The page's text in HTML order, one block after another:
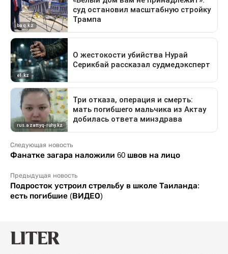
Следующая новость
Фанатке загара наложили 60 швов на лицо
Предыдущая новость
Подросток устроил стрельбу в школе Таиланда:
есть погибшие (ВИДЕО)